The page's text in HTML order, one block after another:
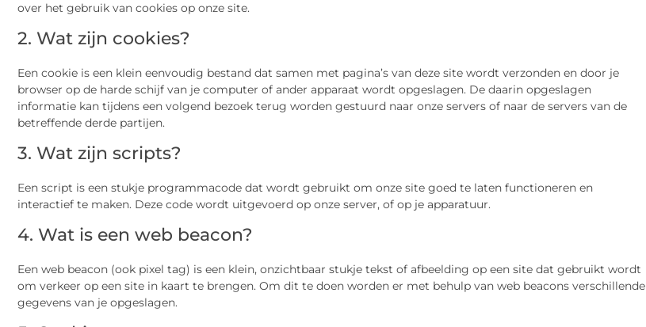
over het gebruik van cookies op onze site.
2. Wat zijn cookies?
Een cookie is een klein eenvoudig bestand dat samen met pagina’s van deze site wordt verzonden en door je
browser op de harde schijf van je computer of ander apparaat wordt opgeslagen. De daarin opgeslagen
informatie kan tijdens een volgend bezoek terug worden gestuurd naar onze servers of naar de servers van de
betreffende derde partijen.
3. Wat zijn scripts?
Een script is een stukje programmacode dat wordt gebruikt om onze site goed te laten functioneren en
interactief te maken. Deze code wordt uitgevoerd op onze server, of op je apparatuur.
4. Wat is een web beacon?
Een web beacon (ook pixel tag) is een klein, onzichtbaar stukje tekst of afbeelding op een site dat gebruikt wordt
om verkeer op een site in kaart te brengen. Om dit te doen worden er met behulp van web beacons verschillende
gegevens van je opgeslagen.